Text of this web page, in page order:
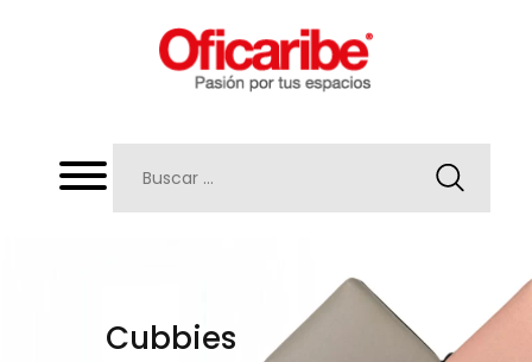
Cubbies